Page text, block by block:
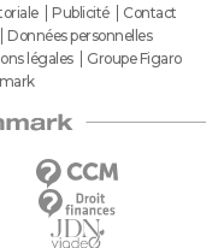
Publicité
Contact
Données personnelles
légales
Groupe Figaro